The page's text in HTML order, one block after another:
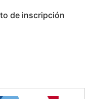
de inscripción